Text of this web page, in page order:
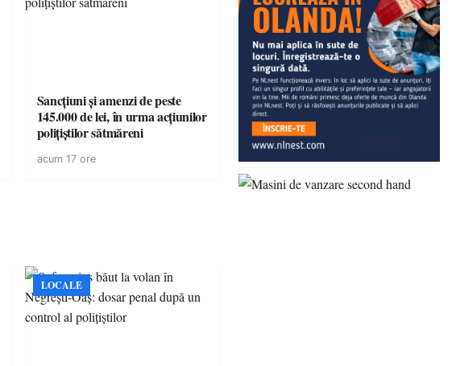
Sancțiuni și amenzi de peste
145.000 de lei, în urma acțiunilor
polițiștilor sătmăreni
acum 17 ore
LOCALE